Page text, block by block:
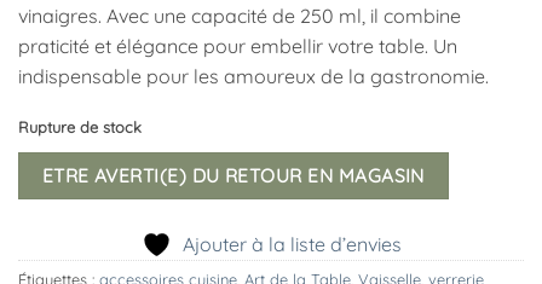
vinaigres. Avec une capacité de 250 ml, il combine
praticité et élégance pour embellir votre table. Un
indispensable pour les amoureux de la gastronomie.
Rupture de stock
ETRE AVERTI(E) DU RETOUR EN MAGASIN
Ajouter à la liste d’envies
Étiquettes : accessoires cuisine Art de la Table Vaisselle verrerie